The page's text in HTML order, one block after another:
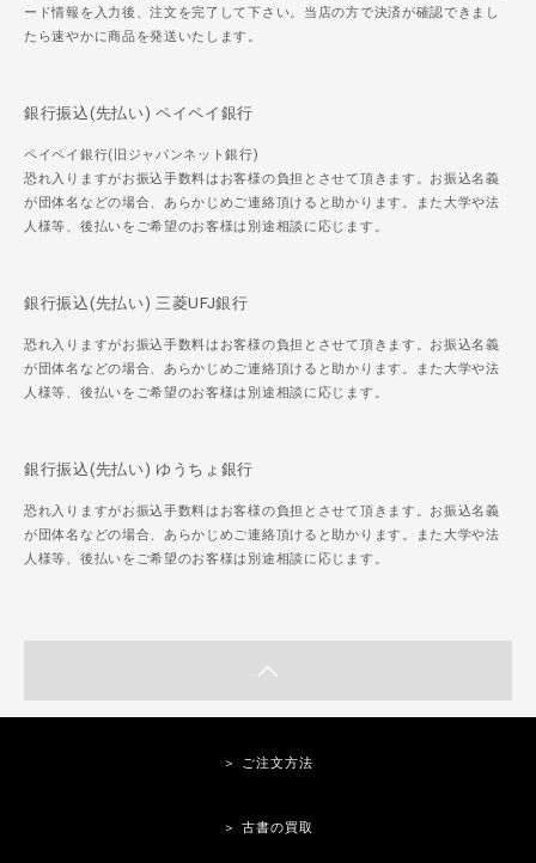
ード情報を入力後、注文を完了して下さい。当店の方で決済が確認できまし
たら速やかに商品を発送いたします。
銀行振込(先払い) ペイペイ銀行
ペイペイ銀行(旧ジャパンネット銀行)
恐れ入りますがお振込手数料はお客様の負担とさせて頂きます。お振込名義
が団体名などの場合、あらかじめご連絡頂けると助かります。また大学や法
人様等、後払いをご希望のお客様は別途相談に応じます。
銀行振込(先払い) 三菱UFJ銀行
恐れ入りますがお振込手数料はお客様の負担とさせて頂きます。お振込名義
が団体名などの場合、あらかじめご連絡頂けると助かります。また大学や法
人様等、後払いをご希望のお客様は別途相談に応じます。
銀行振込(先払い) ゆうちょ銀行
恐れ入りますがお振込手数料はお客様の負担とさせて頂きます。お振込名義
が団体名などの場合、あらかじめご連絡頂けると助かります。また大学や法
人様等、後払いをご希望のお客様は別途相談に応じます。
＞ ご注文方法
＞ 古書の買取